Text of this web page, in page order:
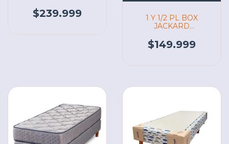
190X080 (03952)
$239.999
1 Y 1/2 PL BOX
JACKARD
(07110)
$149.999